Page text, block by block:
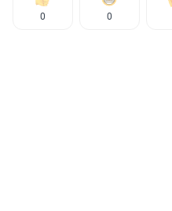
0 0